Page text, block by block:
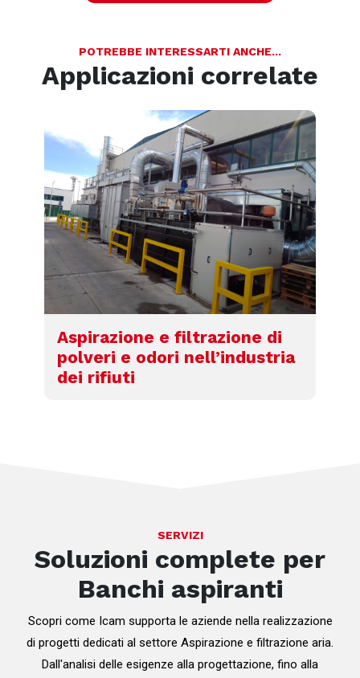
POTREBBE INTERESSARTI ANCHE...
Applicazioni correlate
Aspirazione e filtrazione di
polveri e odori nell’industria
dei rifiuti
SERVIZI
Soluzioni complete per
Banchi aspiranti
Scopri come Icam supporta le aziende nella realizzazione
di progetti dedicati al settore Aspirazione e filtrazione aria.
Dall'analisi delle esigenze alla progettazione, fino alla